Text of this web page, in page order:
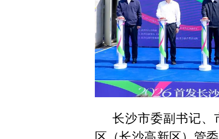
长沙市委副书记、